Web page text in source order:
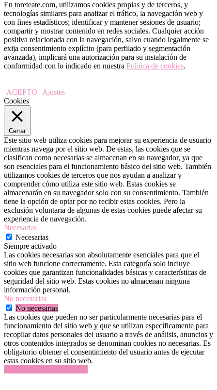
En toreteate.com, utilizamos cookies propias y de terceros, y
tecnologías similares para analizar el tráfico, la navegación web y
con fines estadísticos; identificar y mantener sesiones de usuario;
compartir y mostrar contenido en redes sociales. Cualquier acción
positiva relacionada con la navegación, salvo cuando legalmente se
exija consentimiento explícito (para perfilado y segmentación
avanzada), implicará una autorización para su instalación de
conformidad con lo indicado en nuestra Política de cookies.
ACEPTO
Ajustes
Cookies
Cerrar
Este sitio web utiliza cookies para mejorar su experiencia de usuario
mientras navega por el sitio web. De estas, las cookies que se
clasifican como necesarias se almacenan en su navegador, ya que
son esenciales para el funcionamiento básico del sitio web. También
utilizamos cookies de terceros que nos ayudan a analizar y
comprender cómo utiliza este sitio web. Estas cookies se
almacenarán en su navegador solo con su consentimiento. También
tiene la opción de optar por no recibir estas cookies. Pero la
exclusión voluntaria de algunas de estas cookies puede afectar su
experiencia de navegación.
Necesarias
Necesarias
Siempre activado
Las cookies necesarias son absolutamente esenciales para que el
sitio web funcione correctamente. Esta categoría solo incluye
cookies que garantizan funcionalidades básicas y características de
seguridad del sitio web. Estas cookies no almacenan ninguna
información personal.
No necesarias
No necesarias
Las cookies que pueden no ser particularmente necesarias para el
funcionamiento del sitio web y que se utilizan específicamente para
recopilar datos personales del usuario a través de análisis, anuncios y
otros contenidos integrados se denominan cookies no necesarias. Es
obligatorio obtener el consentimiento del usuario antes de ejecutar
estas cookies en su sitio web.